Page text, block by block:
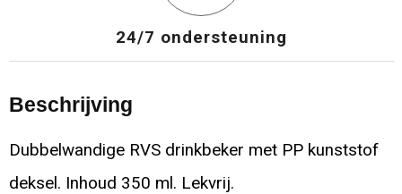
24/7 ondersteuning
Beschrijving
Dubbelwandige RVS drinkbeker met PP kunststof
deksel. Inhoud 350 ml. Lekvrij.